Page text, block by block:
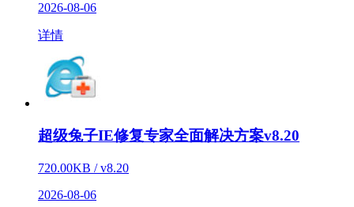
2026-08-06
详情
超级兔子IE修复专家全面解决方案v8.20
720.00KB / v8.20
2026-08-06